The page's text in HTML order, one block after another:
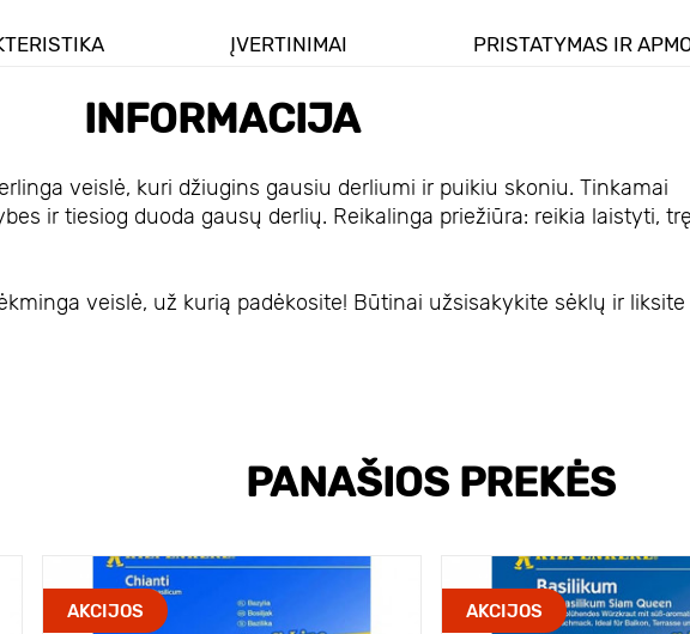
ĮVERTINIMAI PRISTATYMAS IR
INFORMACIJA
veislė, kuri džiugins gausiu derliumi ir puikiu skoniu. Tinkamai
ir tiesiog duoda gausų derlių. Reikalinga priežiūra: reikia laistyti,
veislė, už kurią padėkosite! Būtinai užsisakykite sėklų ir liksite
PANAŠIOS PREKĖS
AKCIJOS AKCIJOS